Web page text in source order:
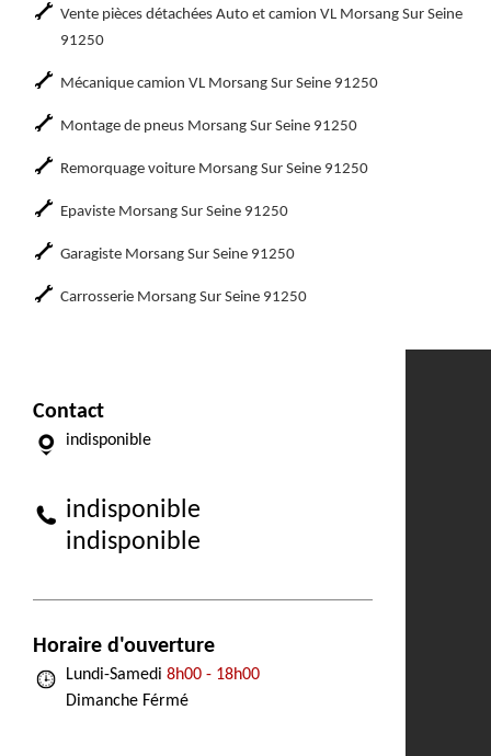
Vente pièces détachées Auto et camion VL Morsang Sur Seine
91250
Mécanique camion VL Morsang Sur Seine 91250
Montage de pneus Morsang Sur Seine 91250
Remorquage voiture Morsang Sur Seine 91250
Epaviste Morsang Sur Seine 91250
Garagiste Morsang Sur Seine 91250
Carrosserie Morsang Sur Seine 91250
Contact
indisponible
indisponible
indisponible
Horaire d'ouverture
Lundi-Samedi 8h00 - 18h00
Dimanche Férmé